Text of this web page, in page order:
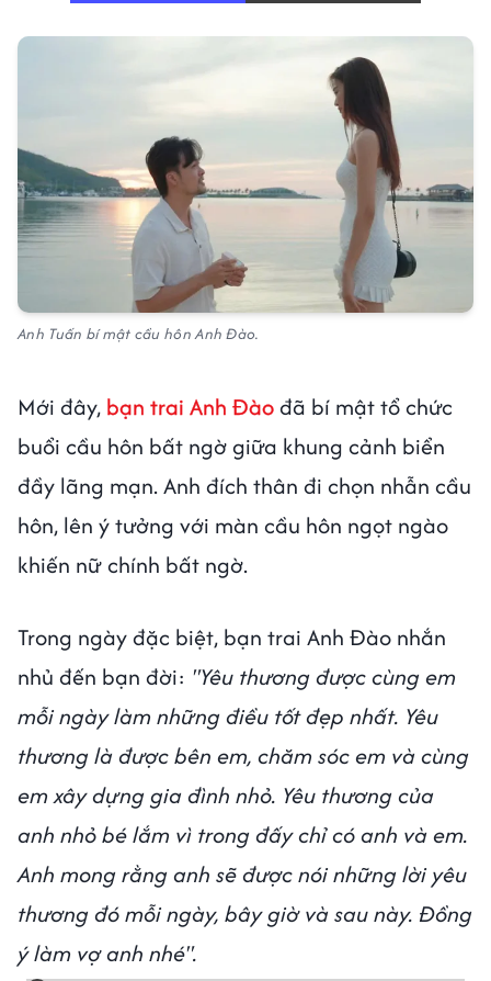
Anh Tuấn bí mật cầu hôn Anh Đào.
Mới đây, bạn trai Anh Đàođã bí mật tổ chức
buổi cầu hôn bất ngờ giữa khung cảnh biển
đầy lãng mạn. Anh đích thân đi chọn nhẫn cầu
hôn, lên ý tưởng với màn cầu hôn ngọt ngào
khiến nữ chính bất ngờ.
Trong ngày đặc biệt, bạn trai Anh Đào nhắn
nhủ đến bạn đời: "Yêu thương được cùng em
mỗi ngày làm những điều tốt đẹp nhất. Yêu
thương là được bên em, chăm sóc em và cùng
em xây dựng gia đình nhỏ. Yêu thương của
anh nhỏ bé lắm vì trong đấy chỉ có anh và em.
Anh mong rằng anh sẽ được nói những lời yêu
thương đó mỗi ngày, bây giờ và sau này. Đồng
ý làm vợ anh nhé".